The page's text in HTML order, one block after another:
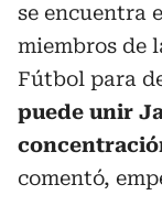
se encuentra
miembros de
Fútbol para
puede unir
comentó,